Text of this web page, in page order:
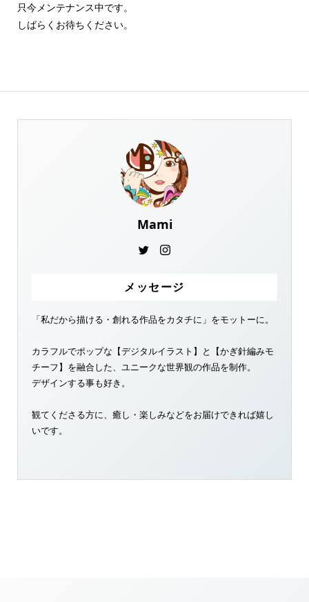
只今メンテナンス中です。
しばらくお待ちください。
Mami
メッセージ
「私だから描ける・創れる作品をカタチに」をモットーに。
カラフルでポップな【デジタルイラスト】と【かぎ針編みモ
チーフ】を融合した、ユニークな世界観の作品を制作。
デザインする事も好き。
観てくださる方に、癒し・楽しみなどをお届けできれば嬉し
いです。